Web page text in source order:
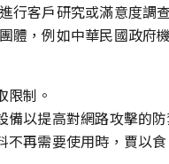
行客戶研究或滿意度調
體，例如中華民國政府
限制。
備以提高對網路攻擊的防
不再需要使用時，賈以